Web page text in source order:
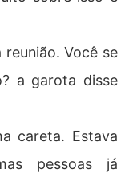
reunião. Você se
a garota disse
careta. Estava
pessoas já